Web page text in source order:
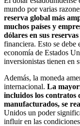
mundo por varias
reserva global más
muchos países y
dólares en sus reservas
financiera. Esto se debe
economía de Estados
inversionistas tienen en
Además, la moneda
internacional. La
incluidos los contratos
manufacturados, se
Unidos un poder
influir en las